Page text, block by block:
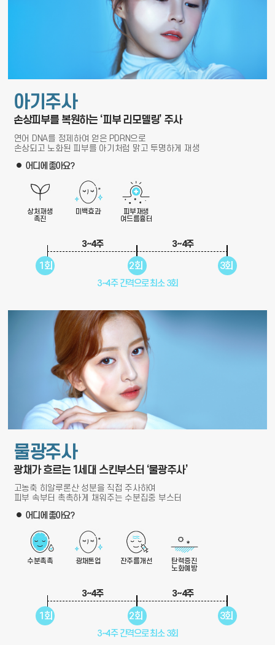
아기주사
손상피부를 복원하는 ‘피부 리모델링’ 주사
연어 DNA를 정제하여 얻은 PDRN으로
손상되고 노화된 피부를 아기처럼 맑고 투명하게 재생
어디에 좋아요?
상처재생
촉진
미백효과
피부재생
여드름흉터
1회 2회 3회
3~4주 3~4주
3~4주 간격으로 최소 3회
물광주사
광채가 흐르는 1세대 스킨부스터 ‘물광주사’
고농축 히알루론산 성분을 직접 주사하여
피부 속부터 촉촉하게 채워주는 수분집중 부스터
어디에 좋아요?
수분촉촉 광채톤업 잔주름개선
탄력증진
노화예방
1회 2회 3회
3~4주 3~4주
3~4주 간격으로 최소 3회